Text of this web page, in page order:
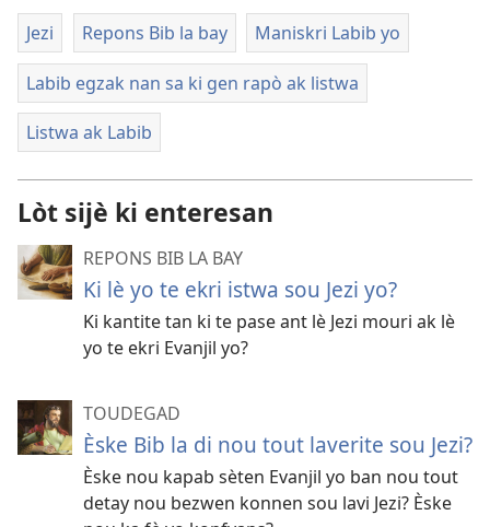
Jezi Repons Bib la bay Maniskri Labib yo
Labib egzak nan sa ki gen rapò ak listwa
Listwa ak Labib
Lòt sijè ki enteresan
REPONS BIB LA BAY
Ki lè yo te ekri istwa sou Jezi yo?
Ki kantite tan ki te pase ant lè Jezi mouri ak lè
yo te ekri Evanjil yo?
TOUDEGAD
Èske Bib la di nou tout laverite sou Jezi?
Èske nou kapab sèten Evanjil yo ban nou tout
detay nou bezwen konnen sou lavi Jezi? Èske